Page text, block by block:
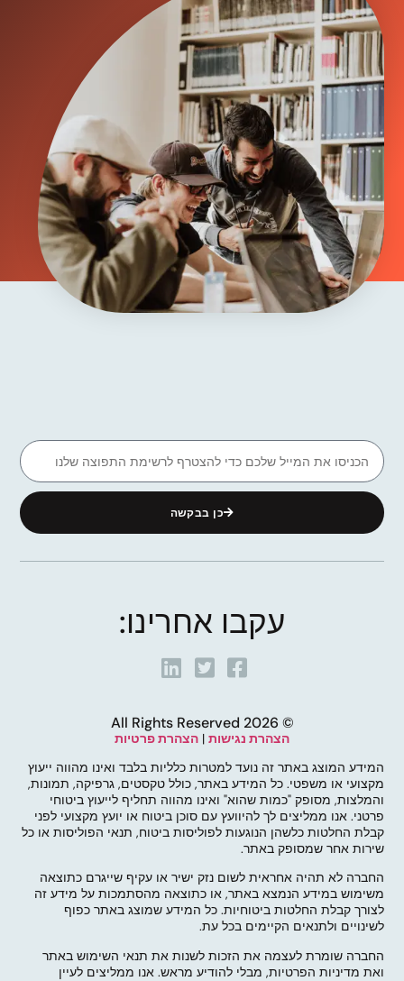
כן בבקשה
עקבו אחרינו:
© 2026 All Rights Reserved
הצהרת נגישות | הצהרת פרטיות
המידע המוצג באתר זה נועד למטרות כלליות בלבד ואינו מהווה ייעוץ
מקצועי או משפטי. כל המידע באתר, כולל טקסטים, גרפיקה, תמונות,
והמלצות, מסופק "כמות שהוא" ואינו מהווה תחליף לייעוץ ביטוחי
פרטני. אנו ממליצים לך להיוועץ עם סוכן ביטוח או יועץ מקצועי לפני
קבלת החלטות כלשהן הנוגעות לפוליסות ביטוח, תנאי הפוליסות או כל
שירות אחר שמסופק באתר.
החברה לא תהיה אחראית לשום נזק ישיר או עקיף שייגרם כתוצאה
משימוש במידע הנמצא באתר, או כתוצאה מהסתמכות על מידע זה
לצורך קבלת החלטות ביטוחיות. כל המידע שמוצג באתר כפוף
לשינויים ולתנאים הקיימים בכל עת.
החברה שומרת לעצמה את הזכות לשנות את תנאי השימוש באתר
ואת מדיניות הפרטיות, מבלי להודיע מראש. אנו ממליצים לעיין